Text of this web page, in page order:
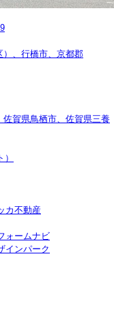
）、行橋市、京都郡
賀県鳥栖市、佐賀県三養